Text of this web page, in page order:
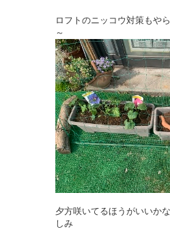
ロフトのニッコウ対策も
～
夕方咲いてるほうがいいか
しみ